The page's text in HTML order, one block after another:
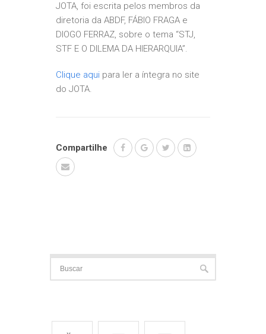
JOTA, foi escrita pelos membros da
diretoria da ABDF, FÁBIO FRAGA e
DIOGO FERRAZ, sobre o tema “STJ,
STF E O DILEMA DA HIERARQUIA”.
Clique aqui para ler a íntegra no site
do JOTA.
Compartilhe